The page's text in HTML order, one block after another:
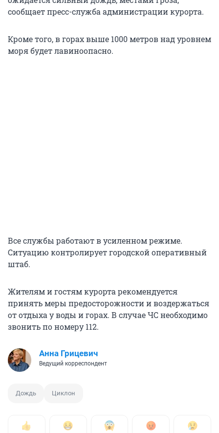
сообщает пресс-служба администрации курорта.
Кроме того, в горах выше 1000 метровнад уровнем
моря будет лавиноопасно.
Все службы работают в усиленном режиме.
Ситуацию контролирует городской оперативный
штаб.
Жителям и гостям курорта рекомендуется
принять меры предосторожности и воздержаться
от отдыха у воды и горах. В случае ЧС необходимо
звонить по номеру 112.
Анна Грицевич
Ведущий корреспондент
Дождь Циклон